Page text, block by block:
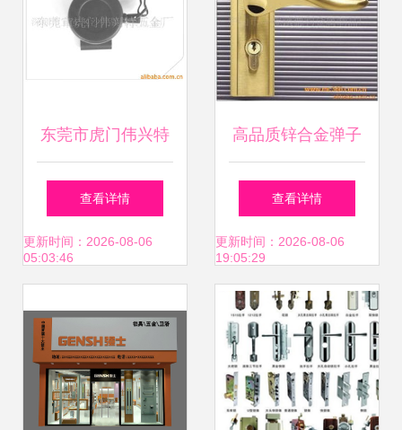
东莞市虎门伟兴特
五金厂军需用品产
品列表 锁具五金
查看详情
更新时间：2026-08-06
05:03:46
高品质锌合金弹子
插芯门锁 中山小榄
德利金属制品厂匠
心呈现
查看详情
更新时间：2026-08-06
19:05:29